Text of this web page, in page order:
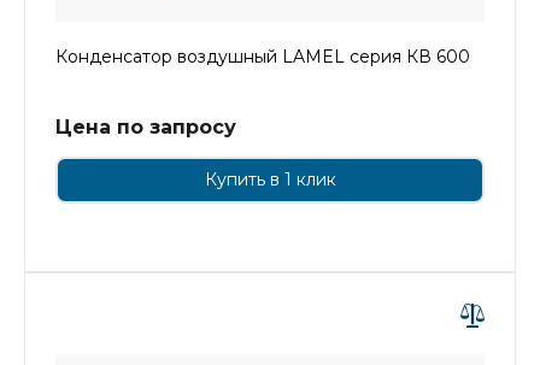
Конденсатор воздушный LAMEL серия КВ 600
Цена по запросу
Купить в 1 клик